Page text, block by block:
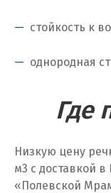
Каменск-
Камышево
Караганда
Качканар
Кемерово
стойкость к
однородная
Где
Низкую цену
м3 с доставкой
«Полевской